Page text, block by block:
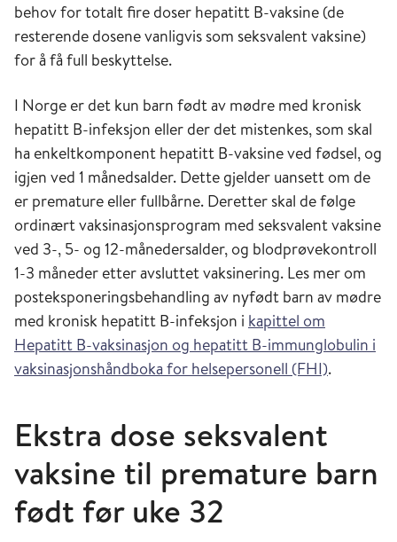
behov for totalt fire doser hepatitt B-vaksine (de
resterende dosene vanligvis som seksvalent vaksine)
for å få full beskyttelse.
I Norge er det kun barn født av mødre med kronisk
hepatitt B-infeksjon eller der det mistenkes, som skal
ha enkeltkomponent hepatitt B-vaksine ved fødsel, og
igjen ved 1 månedsalder. Dette gjelder uansett om de
er premature eller fullbårne. Deretter skal de følge
ordinært vaksinasjonsprogram med seksvalent vaksine
ved 3-, 5- og 12-månedersalder, og blodprøvekontroll
1-3 måneder etter avsluttet vaksinering. Les mer om
posteksponeringsbehandling av nyfødt barn av mødre
med kronisk hepatitt B-infeksjon i kapittel om
Hepatitt B-vaksinasjon og hepatitt B-immunglobulin i
vaksinasjonshåndboka for helsepersonell (FHI).
Ekstra dose seksvalent
vaksine til premature barn
født før uke 32